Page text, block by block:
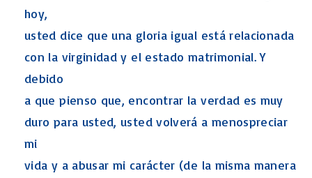
hoy,
usted dice que una gloria igual está relacionada
con la virginidad y el estado matrimonial. Y
debido
a que pienso que, encontrar la verdad es muy
duro para usted, usted volverá a menospreciar
mi
vida y a abusar mi carácter (de la misma manera